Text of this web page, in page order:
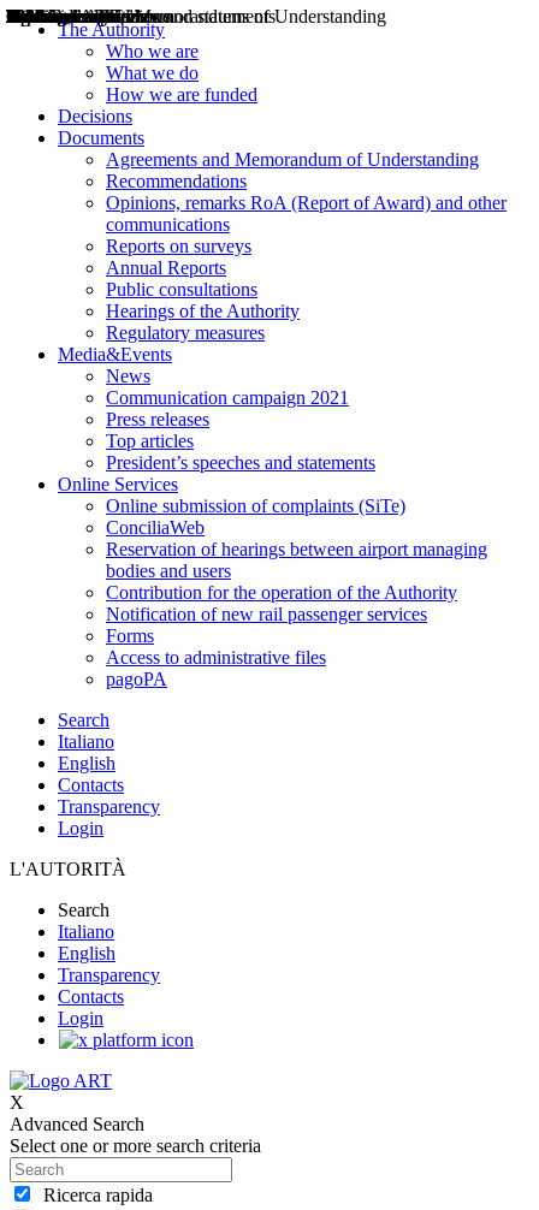
The Authority
Who we are
What we do
How we are funded
Decisions
Documents
Agreements and Memorandum of Understanding
Recommendations
Opinions, remarks RoA (Report of Award) and other
communications
Reports on surveys
Annual Reports
Public consultations
Hearings of the Authority
Regulatory measures
Media&Events
News
Communication campaign 2021
Press releases
Top articles
President’s speeches and statements
Online Services
Online submission of complaints (SiTe)
ConciliaWeb
Reservation of hearings between airport managing
bodies and users
Contribution for the operation of the Authority
Notification of new rail passenger services
Forms
Access to administrative files
pagoPA
Search
Italiano
English
Contacts
Transparency
Login
L'AUTORITÀ
Search
Italiano
English
Transparency
Contacts
Login
X
Advanced Search
Select one or more search criteria
Ricerca rapida
Decisions
Opinions
Public consultations
Hearings
Recommendations
Agreements and Memorandums of Understanding
Relazioni annuali
Misure di regolazione
News
Press Releases
Bollettini ART
Convegni ART
President’s interviews
Top articles
President’s speeches and statements
2004
2005
2010
2013
2014
2015
2016
2017
2018
2019
202
2020
2021
2022
2023
2024
2025
2026
Aereo
Marittimo
Terrestre